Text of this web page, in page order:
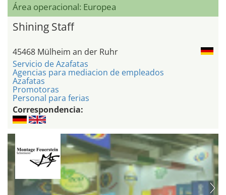
Área operacional: Europea
Shining Staff
45468 Mülheim an der Ruhr
Servicio de Azafatas
Agencias para mediacion de empleados
Azafatas
Promotoras
Personal para ferias
Correspondencia: